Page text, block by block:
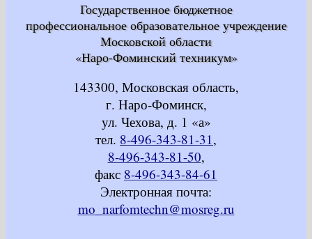
Государственное бюджетное
профессиональное образовательное учреждение
Московской области
«Наро-Фоминский техникум»
143300, Московская область,
г. Наро-Фоминск,
ул. Чехова, д. 1 «а»
тел. 8-496-343-81-31,
8-496-343-81-50,
факс 8-496-343-84-61
Электронная почта:
mo_narfomtechn@mosreg.ru